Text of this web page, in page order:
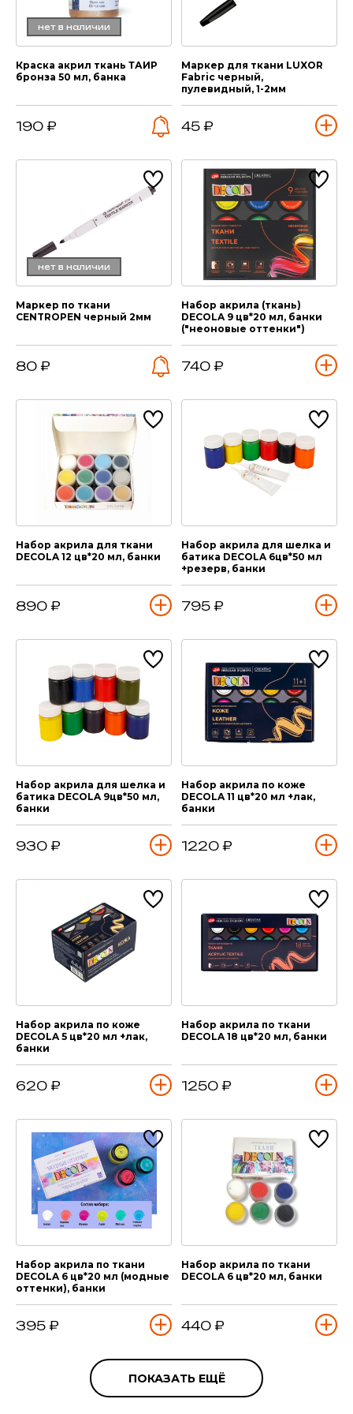
нет в наличии
Краска акрил ткань ТАИР
бронза 50 мл, банка
190 ₽
Маркер для ткани LUXOR
Fabric черный,
пулевидный, 1-2мм
45 ₽
нет в наличии
Маркер по ткани
CENTROPEN черный 2мм
80 ₽
Набор акрила (ткань)
DECOLA 9 цв*20 мл, банки
("неоновые оттенки")
740 ₽
Набор акрила для ткани
DECOLA 12 цв*20 мл, банки
890 ₽
Набор акрила для шелка и
батика DECOLA 6цв*50 мл
+резерв, банки
795 ₽
Набор акрила для шелка и
батика DECOLA 9цв*50 мл,
банки
930 ₽
Набор акрила по коже
DECOLA 11 цв*20 мл +лак,
банки
1220 ₽
Набор акрила по коже
DECOLA 5 цв*20 мл +лак,
банки
620 ₽
Набор акрила по ткани
DECOLA 18 цв*20 мл, банки
1250 ₽
Набор акрила по ткани
DECOLA 6 цв*20 мл (модные
оттенки), банки
395 ₽
Набор акрила по ткани
DECOLA 6 цв*20 мл, банки
440 ₽
ПОКАЗАТЬ ЕЩЁ